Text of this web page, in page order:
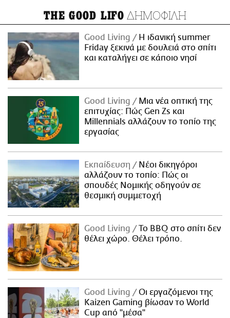
THE GOOD LIFO ΔΗΜΟΦΙΛΗ
Good Living
Η ιδανική summer
Friday ξεκινά με δουλειά στο σπίτι
και καταλήγει σε κάποιο νησί
Good Living
Μια νέα οπτική της
επιτυχίας: Πώς Gen Zs και
Millennials αλλάζουν το τοπίο της
εργασίας
Εκπαίδευση
Νέοι δικηγόροι
αλλάζουν το τοπίο: Πώς οι
σπουδές Νομικής οδηγούν σε
θεσμική συμμετοχή
Good Living
Το BBQ στο σπίτι δεν
θέλει χώρο. Θέλει τρόπο.
Good Living
Οι εργαζόμενοι της
Kaizen Gaming βίωσαν το World
Cup από "μέσα"